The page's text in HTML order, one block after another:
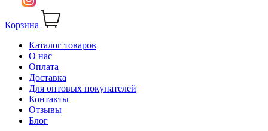
Корзина
Каталог товаров
О нас
Оплата
Доставка
Для оптовых покупателей
Контакты
Отзывы
Блог